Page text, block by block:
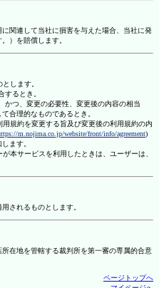
関連して当社に損害を与えた場合、当社に発
）を賠償します。
します。
するとき。
かつ、変更の必要性、変更後の内容の相当
合理的なものであるとき。
規約を変更する旨及び変更後の利用規約の内
m.nojima.co.jp/website/front/info/agreement)
ます。
本サービスを利用したときは、ユーザーは、
されるものとします。
在地を管轄する裁判所を第一審の専属的合意
ページトップへ